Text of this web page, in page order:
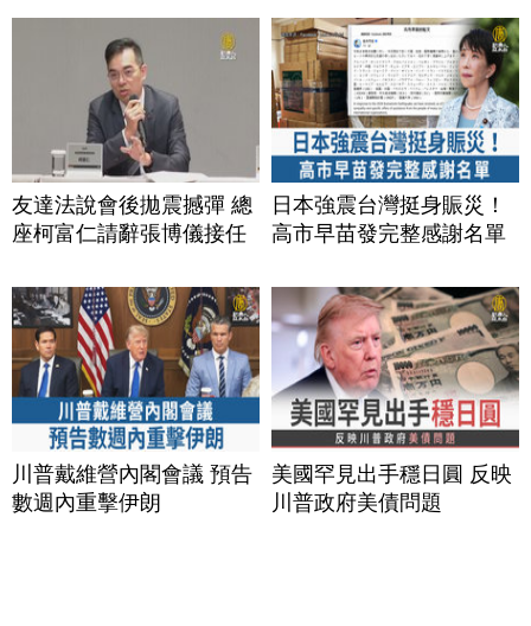
友達法說會後拋震撼彈 總
座柯富仁請辭張博儀接任
日本強震台灣挺身賑災！
高市早苗發完整感謝名單
川普戴維營內閣會議 預告
數週內重擊伊朗
美國罕見出手穩日圓 反映
川普政府美債問題